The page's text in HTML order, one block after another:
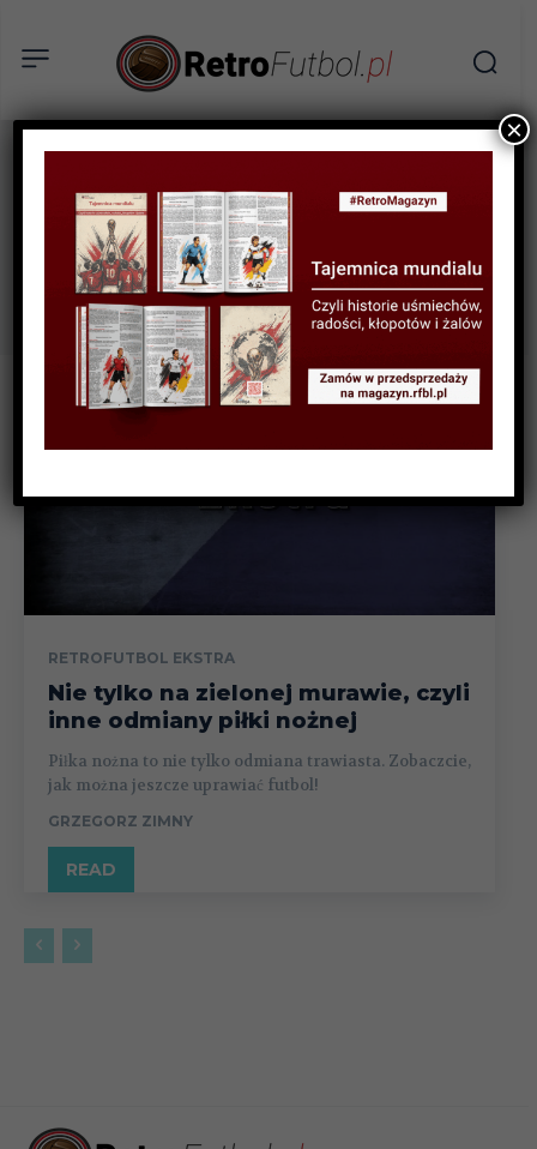
Tag: underwater
football
RETROFUTBOL EKSTRA
Nie tylko na zielonej murawie, czyli
inne odmiany piłki nożnej
Piłka nożna to nie tylko odmiana trawiasta. Zobaczcie,
jak można jeszcze uprawiać futbol!
GRZEGORZ ZIMNY
READ
×